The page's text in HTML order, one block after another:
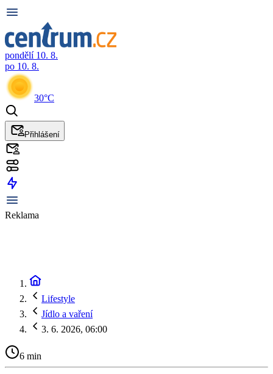
pondělí 10. 8.
po 10. 8.
30°C
Přihlášení
Reklama
Lifestyle
Jídlo a vaření
3. 6. 2026, 06:00
6 min